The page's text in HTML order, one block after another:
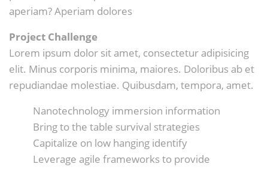
aperiam? Aperiam dolores
Project Challenge
Lorem ipsum dolor sit amet, consectetur adipisicing
elit. Minus corporis minima, maiores. Doloribus ab et
repudiandae molestiae. Quibusdam, tempora, amet.
Nanotechnology immersion information
Bring to the table survival strategies
Capitalize on low hanging identify
Leverage agile frameworks to provide